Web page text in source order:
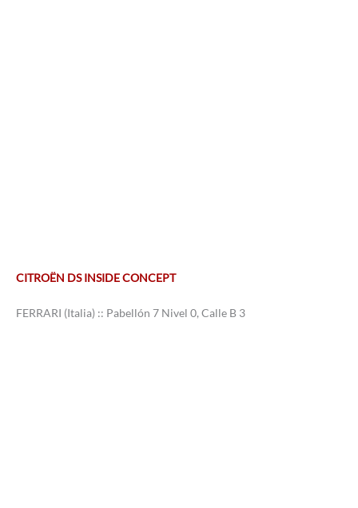
CITROËN DS INSIDE CONCEPT
FERRARI (Italia) :: Pabellón 7 Nivel 0, Calle B 3